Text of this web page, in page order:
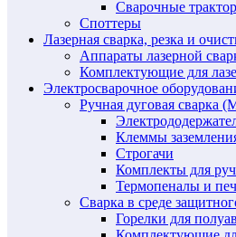
Сварочные
Споттеры
Лазерная сварка, резка и
Аппараты лазерной
Комплектующие для
Электросварочное
Ручная дуговая сварка
Клеммы
Строгачи
Комплекты для
Термопеналы и
Сварка в среде
Горелки для